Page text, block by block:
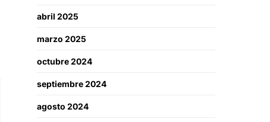
abril 2025
marzo 2025
octubre 2024
septiembre 2024
agosto 2024